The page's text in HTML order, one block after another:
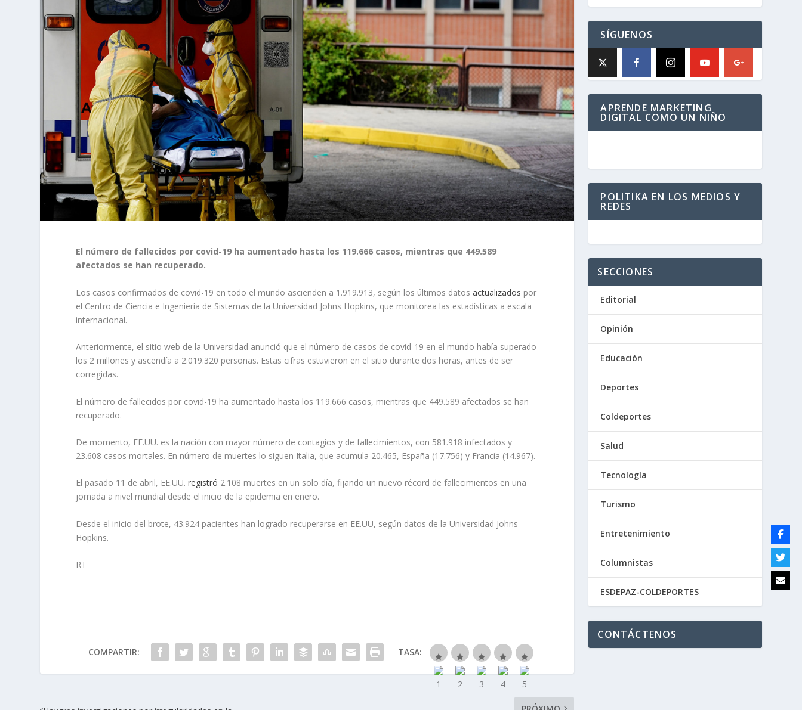
El número de fallecidos por covid-19 ha aumentado hasta los 119.666 casos, mientras que 449.589
afectados se han recuperado.
Los casos confirmados de covid-19 en todo el mundo ascienden a 1.919.913, según los últimos datosactualizados por
el Centro de Ciencia e Ingeniería de Sistemas de la Universidad Johns Hopkins, que monitorea las estadísticas a escala
internacional.
Anteriormente, el sitio web de la Universidad anunció que el número de casos de covid-19 en el mundo había superado
los 2 millones y ascendía a 2.019.320 personas. Estas cifras estuvieron en el sitio durante dos horas, antes de ser
corregidas.
El número de fallecidos por covid-19 ha aumentado hasta los 119.666 casos, mientras que 449.589 afectados se han
recuperado.
De momento, EE.UU. es la nación con mayor número de contagios y de fallecimientos, con 581.918 infectados y
23.608 casos mortales. En número de muertes lo siguen Italia, que acumula 20.465, España (17.756) y Francia (14.967).
El pasado 11 de abril, EE.UU.registró 2.108 muertes en un solo día, fijando un nuevo récord de fallecimientos en una
jornada a nivel mundial desde el inicio de la epidemia en enero.
Desde el inicio del brote, 43.924 pacientes han logrado recuperarse en EE.UU, según datos de la Universidad Johns
Hopkins.
RT
COMPARTIR: TASA:
SÍGUENOS
APRENDE MARKETING
DIGITAL COMO UN NIÑO
POLITIKA EN LOS MEDIOS Y
REDES
SECCIONES
Editorial
Opinión
Educación
Deportes
Coldeportes
Salud
Tecnología
Turismo
Entretenimiento
Columnistas
ESDEPAZ-COLDEPORTES
CONTÁCTENOS